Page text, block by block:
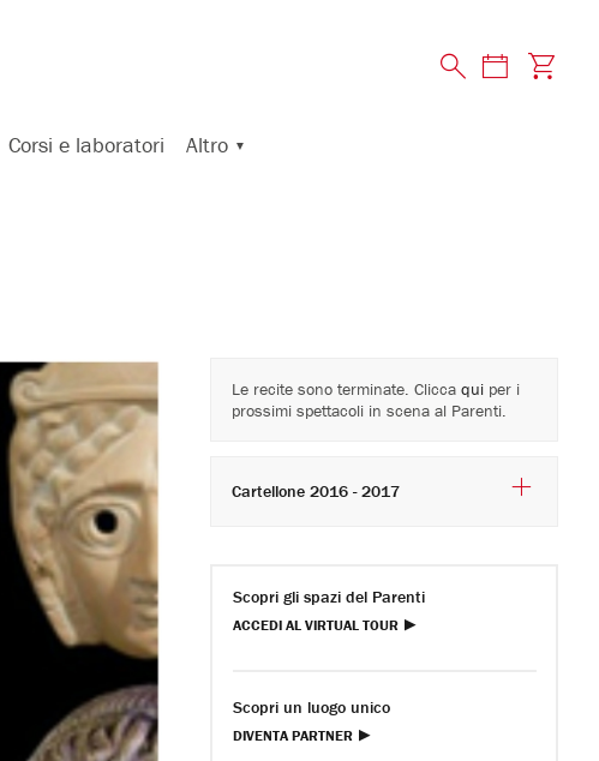
Corsi e laboratori Altro
Le recite sono terminate. Clicca quiper i
prossimi spettacoli in scena al Parenti.
Cartellone 2016 - 2017
Scopri gli spazi del Parenti
ACCEDI AL VIRTUAL TOUR
Scopri un luogo unico
DIVENTA PARTNER